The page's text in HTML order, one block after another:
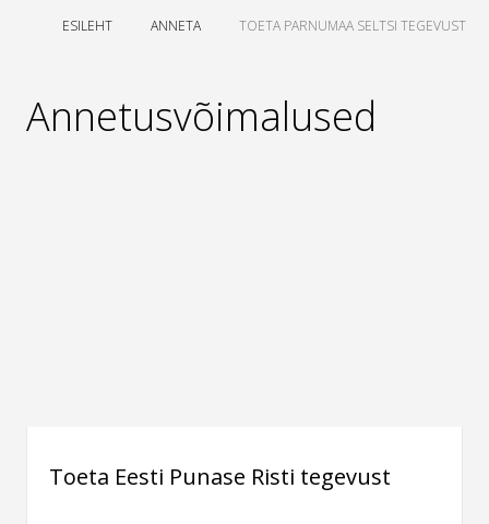
ESILEHT ANNETA TOETA PARNUMAA SELTSI TEGEVUST
Annetusvõimalused
Toeta Eesti Punase Risti tegevust